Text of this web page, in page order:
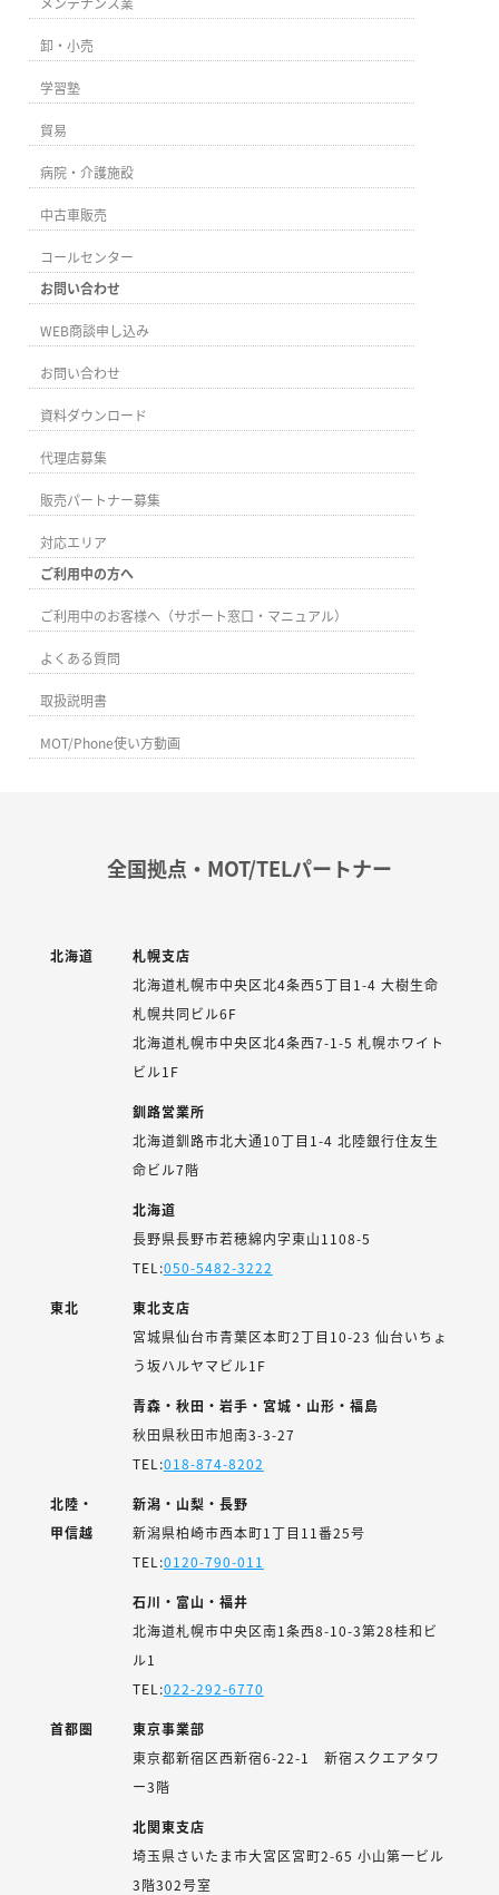
卸・小売
学習塾
貿易
病院・介護施設
中古車販売
コールセンター
お問い合わせ
WEB商談申し込み
お問い合わせ
資料ダウンロード
代理店募集
販売パートナー募集
対応エリア
ご利用中の方へ
ご利用中のお客様へ（サポート窓口・マニュアル）
よくある質問
取扱説明書
MOT/Phone使い方動画
全国拠点・MOT/TELパートナー
北海道
札幌支店
北海道札幌市中央区北4条西5丁目1-4 大樹生命
札幌共同ビル6F
北海道札幌市中央区北4条西7-1-5 札幌ホワイト
ビル1F
釧路営業所
北海道釧路市北大通10丁目1-4 北陸銀行住友生
命ビル7階
北海道
長野県長野市若穂綿内字東山1108-5
TEL:050-5482-3222
東北
東北支店
宮城県仙台市青葉区本町2丁目10-23 仙台いちょ
う坂ハルヤマビル1F
青森・秋田・岩手・宮城・山形・福島
秋田県秋田市旭南3-3-27
TEL:018-874-8202
北陸・
甲信越
新潟・山梨・長野
新潟県柏崎市西本町1丁目11番25号
TEL:0120-790-011
石川・富山・福井
北海道札幌市中央区南1条西8-10-3第28桂和ビ
ル1
TEL:022-292-6770
首都圏
東京事業部
東京都新宿区西新宿6-22-1 新宿スクエアタワ
ー3階
北関東支店
埼玉県さいたま市大宮区宮町2-65 小山第一ビル
3階302号室